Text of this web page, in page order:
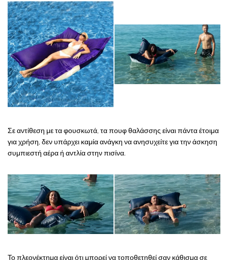
Σε αντίθεση με τα φουσκωτά, τα πουφ θαλάσσης είναι πάντα έτοιμα
για χρήση, δεν υπάρχει καμία ανάγκη να ανησυχείτε για την άσκηση
συμπιεστή αέρα ή αντλία στην πισίνα.
Το πλεονέκτημα είναι ότι μπορεί να τοποθετηθεί σαν κάθισμα σε